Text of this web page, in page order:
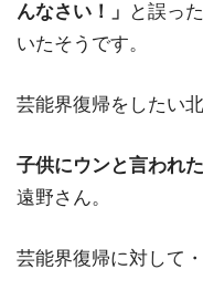
んなさい！」
と誤っ
いたそうです。
芸能界復帰をしたい
子供にウンと言われ
遠野さん。
芸能界復帰に対して・